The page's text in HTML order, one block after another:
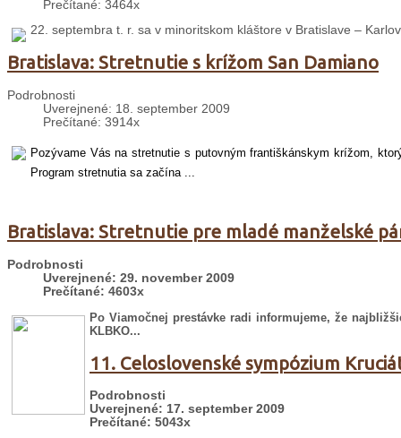
Prečítané: 3464x
22. septembra t. r. sa v minoritskom kláštore v Bratislave –
Bratislava: Stretnutie s krížom San Damiano
Podrobnosti
Uverejnené: 18. september 2009
Prečítané: 3914x
Pozývame Vás na stretnutie s putovným františkánskym krížom,
Program stretnutia sa začína ...
Bratislava: Stretnutie pre mladé manželské
Podrobnosti
Uverejnené: 29. november 2009
Prečítané: 4603x
Po Viamočnej prestávke radi informujeme, že
KLBKO...
11. Celoslovenské sympózium
Podrobnosti
Uverejnené: 17. september 2009
Prečítané: 5043x